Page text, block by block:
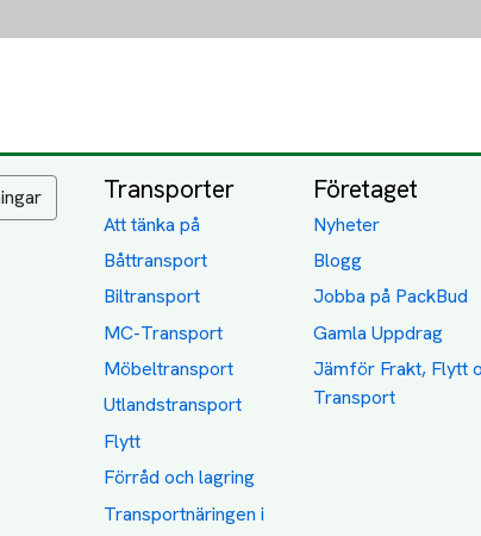
Transporter
Att tänka på
Båttransport
Biltransport
MC-Transport
Möbeltransport
Utlandstransport
Flytt
Förråd och lagring
Transportnäringen i
Företaget
Nyheter
Blogg
Jobba på PackBud
Gamla Uppdrag
Jämför Frakt, Flytt
Transport